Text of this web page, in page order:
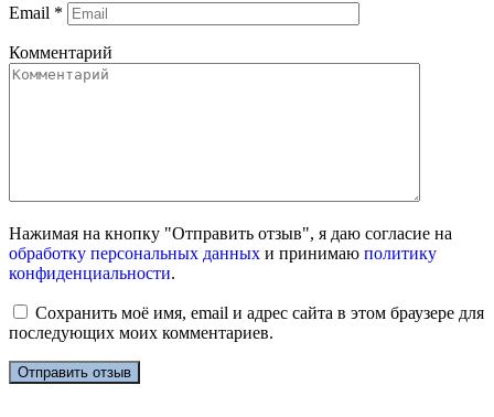
Email *
Комментарий
Нажимая на кнопку "Отправить отзыв", я даю согласие на
обработку персональных данных и принимаю политику
конфиденциальности.
Сохранить моё имя, email и адрес сайта в этом браузере для
последующих моих комментариев.